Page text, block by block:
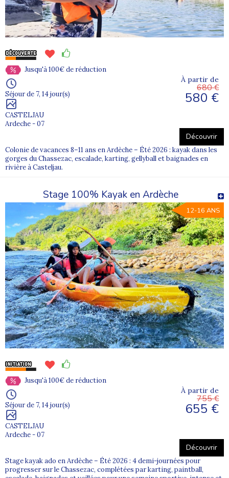
Jusqu'à 100€ de réduction
Séjour de 7, 14 jour(s)
CASTELJAU
Ardeche - 07
À partir de
680 €
580 €
Découvrir
Colonie de vacances 8–11 ans en Ardèche – Été 2026 : kayak dans les
gorges du Chassezac, escalade, karting, gellyball et baignades en
rivière à Casteljau.
Stage 100% Kayak en Ardèche
12-16 ANS
Jusqu'à 100€ de réduction
Séjour de 7, 14 jour(s)
CASTELJAU
Ardeche - 07
À partir de
755 €
655 €
Découvrir
Stage kayak ado en Ardèche – Été 2026 : 4 demi-journées pour
progresser sur le Chassezac, complétées par karting, paintball,